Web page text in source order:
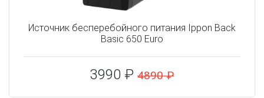
Источник бесперебойного питания Ippon Back
Basic 650 Euro
3990 ₽ 4890 ₽